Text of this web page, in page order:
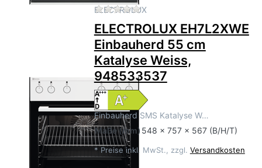
ELECTROLUXZu diesem Produkt liegen
ELECTROLUX EH7L2XWE
Einbauherd 55 cm
Katalyse Weiss,
948533537
Einbauherd SMS Katalyse W…
Maße(mm) 548 x 757 x 567 (B/H/T)
* Preise inkl. MwSt., zzgl. Versandkosten